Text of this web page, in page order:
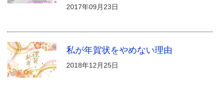
2017年09月23日
私が年賀状をやめない理由
2018年12月25日